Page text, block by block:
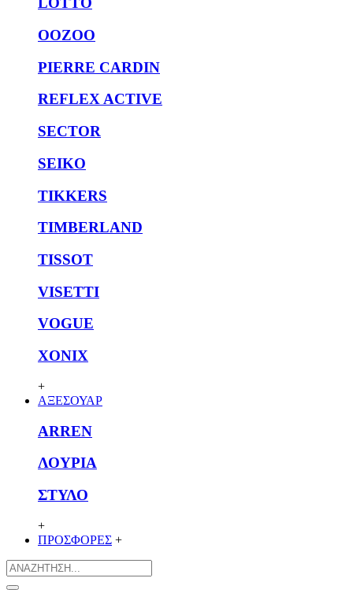
OOZOO
PIERRE CARDIN
REFLEX ACTIVE
SECTOR
SEIKO
TIKKERS
TIMBERLAND
TISSOT
VISETTI
VOGUE
XONIX
+
ΑΞΕΣΟΥΑΡ
ARREN
ΛΟΥΡΙΑ
ΣΤΥΛΟ
+
ΠΡΟΣΦΟΡΕΣ +